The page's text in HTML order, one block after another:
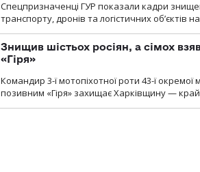
Спецпризначенці ГУР показали кадри
транспорту, дронів та логістичних об’єктів
Знищив шістьох росіян, а сімох
«Гіря»
Командир 3-ї мотопіхотної роти 43-ї окремої
позивним «Гіря» захищає Харківщину —